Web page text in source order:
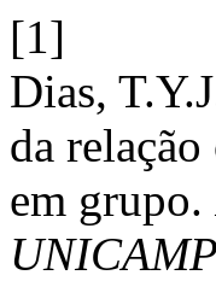
[1]
Dias,
da
em grupo.
UNICAMP